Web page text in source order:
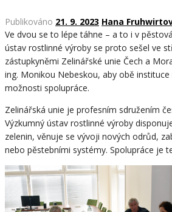
Publikováno 21. 9. 2023 Hana
Ve dvou se to lépe táhne – a to i v
ústav rostlinné výroby se proto sešel ve
zástupkyněmi Zelinářské unie Čech a
ing. Monikou Nebeskou, aby obě
možnosti spolupráce.
Zelinářská unie je profesním sdružením
Výzkumný ústav rostlinné výroby
zelenin, věnuje se vývoji nových odrůd,
nebo pěstebními systémy. Spolupráce je